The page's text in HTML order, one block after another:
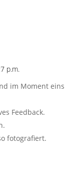
p.m.
im Moment eins
Feedback.
fotografiert.